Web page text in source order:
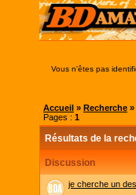
Vous n'êtes pas
Accueil » Recherche »
Pages : 1
Résultats de la
Discussion
je cherche un